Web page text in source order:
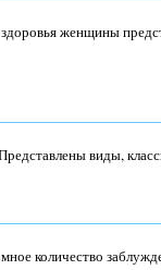
женщины
виды,
количество